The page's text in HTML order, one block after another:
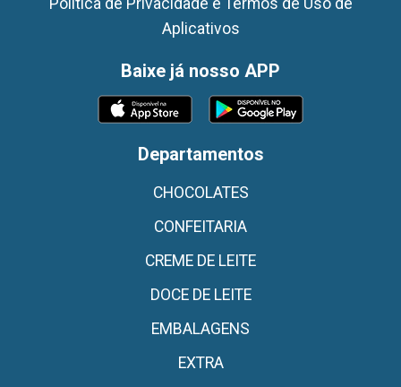
Política de Privacidade e Termos de Uso de
Aplicativos
Baixe já nosso APP
Departamentos
CHOCOLATES
CONFEITARIA
CREME DE LEITE
DOCE DE LEITE
EMBALAGENS
EXTRA